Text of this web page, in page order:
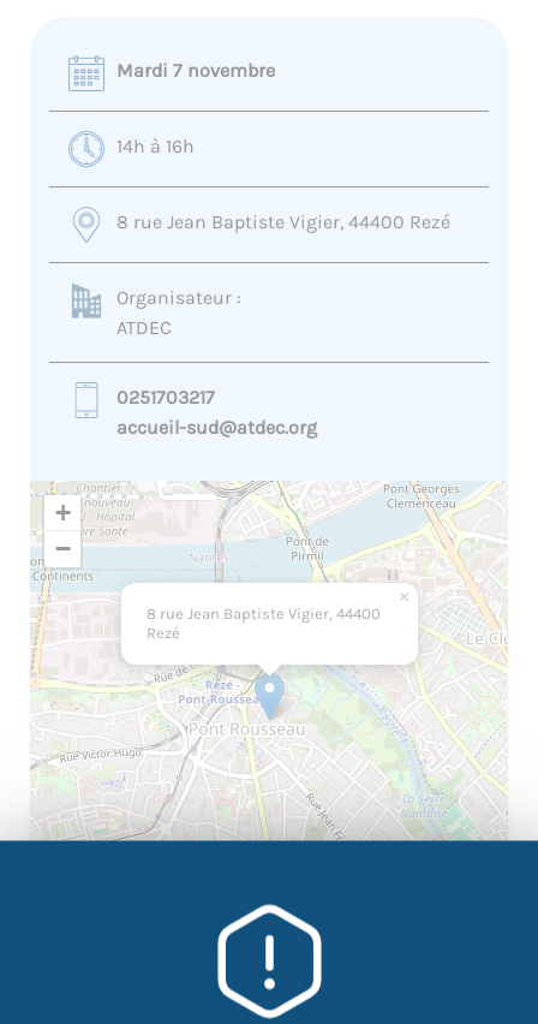
Mardi 7 novembre
14h à 16h
8 rue Jean Baptiste Vigier, 44400 Rezé
Organisateur :
ATDEC
0251703217
accueil-sud@atdec.org
8 rue Jean Baptiste Vigier, 44400
Rezé
×
+
−